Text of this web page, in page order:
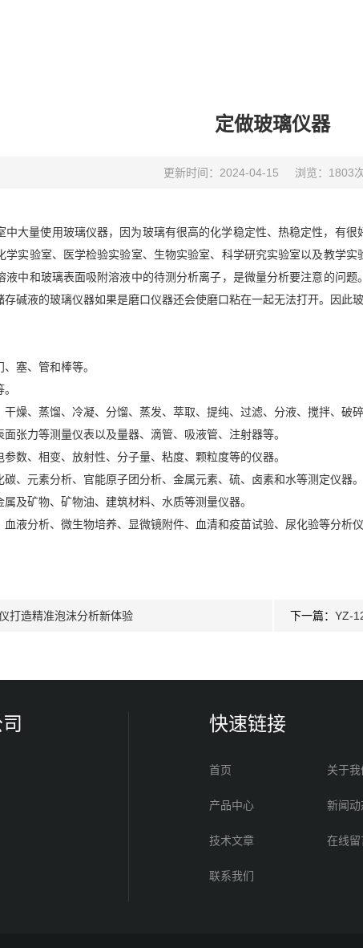
定做玻璃仪器
更新时间：2024-04-15 浏览：1803
大量使用玻璃仪器，因为玻璃有很高的化学稳定性、热稳定性，有
实验室、医学检验实验室、生物实验室、科学研究实验室以及教学
液中和玻璃表面吸附溶液中的待测分析离子，是微量分析要注意的问
碱液的玻璃仪器如果是磨口仪器还会使磨口粘在一起无法打开。因此
塞、管和棒等。
燥、蒸馏、冷凝、分馏、蒸发、萃取、提纯、过滤、分液、搅拌、破
张力等测量仪表以及量器、滴管、吸液管、注射器等。
数、相变、放射性、分子量、粘度、颗粒度等的仪器。
、元素分析、官能原子团分析、金属元素、硫、卤素和水等测定仪器。
及矿物、矿物油、建筑材料、水质等测量仪器。
液分析、微生物培养、显微镜附件、血清和疫苗试验、尿化验等分析
打造精准泡沫分析新体验 下一篇： YZ-
快速链接
首页 关于我
产品中心 新闻动
技术文章 在线留
联系我们